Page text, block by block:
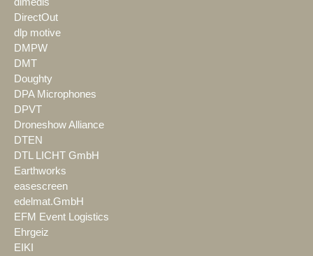
DirectOut
dlp motive
DMPW
DMT
Doughty
DPA Microphones
DPVT
Droneshow Alliance
DTEN
DTL LICHT GmbH
Earthworks
easescreen
edelmat.GmbH
EFM Event Logistics
Ehrgeiz
EIKI